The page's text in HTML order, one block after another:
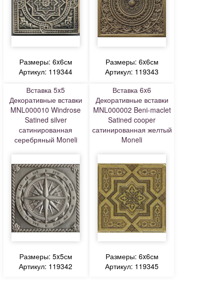
Размеры: 6x6см
Артикул: 119344
Размеры: 6x6см
Артикул: 119343
Вставка 5x5
Декоративные вставки
MNL000010 Windrose
Satined silver
сатинированная
серебряный Moneli
Размеры: 5x5см
Артикул: 119342
Вставка 6x6
Декоративные вставки
MNL000002 Beni-maclet
Satined cooper
сатинированная желтый
Moneli
Размеры: 6x6см
Артикул: 119345